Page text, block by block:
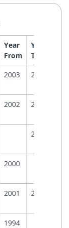
Year
From
Year
To
2003 2005
2002 2006
2009
2000
2001 2005
1994